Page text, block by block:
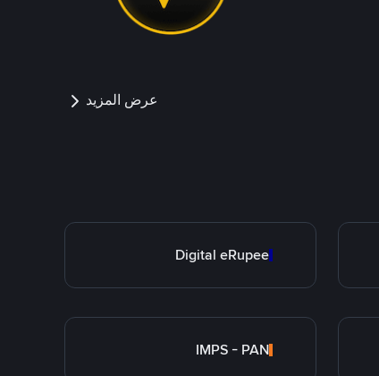
عرض المزيد
Digital eRupee
IMPS - PAN